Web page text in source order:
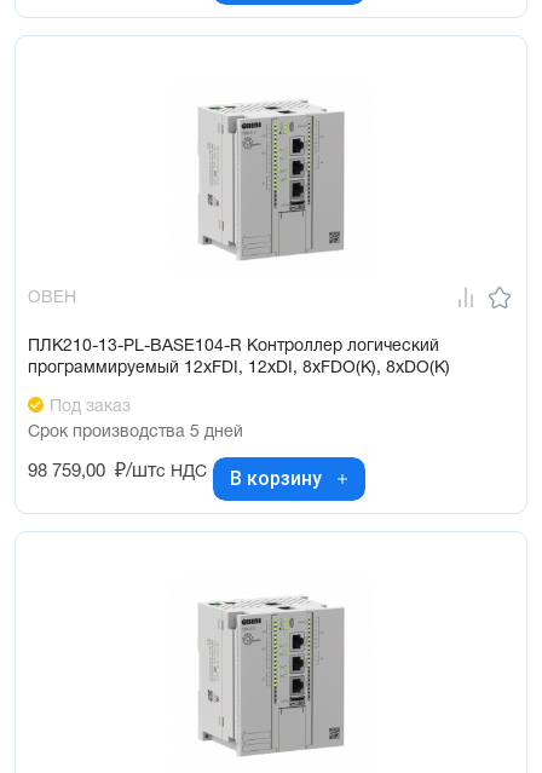
ОВЕН
ПЛК210-13-PL-BASE104-R Контроллер логический
программируемый 12xFDI, 12xDI, 8xFDO(K), 8xDO(K)
Под заказ
Срок производства 5 дней
98 759,00 ₽/штс НДС В корзину